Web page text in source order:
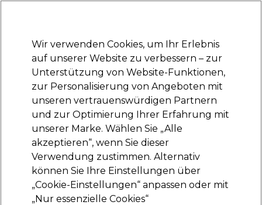
Anmelden
Marken Deals Haare Elektrogeräte Saloneinrichtung
Lieferung und Lieferzeiten
– mehr erfahren
Sibel Abteilclips 10cm x12
0
13,49 €
Wir verwenden Cookies, um Ihr Erlebnis
auf unserer Website zu verbessern – zur
Unterstützung von Website-Funktionen,
zur Personalisierung von Angeboten mit
unseren vertrauenswürdigen Partnern
und zur Optimierung Ihrer Erfahrung mit
unserer Marke. Wählen Sie „Alle
akzeptieren“, wenn Sie dieser
Verwendung zustimmen. Alternativ
können Sie Ihre Einstellungen über
„Cookie-Einstellungen“ anpassen oder mit
„Nur essenzielle Cookies“